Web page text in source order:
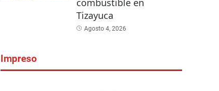
combustible en
Tizayuca
Agosto 4, 2026
Impreso